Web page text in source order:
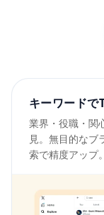
キーワード
業界・役職・関
見。無目的なブ
索で精度アップ。